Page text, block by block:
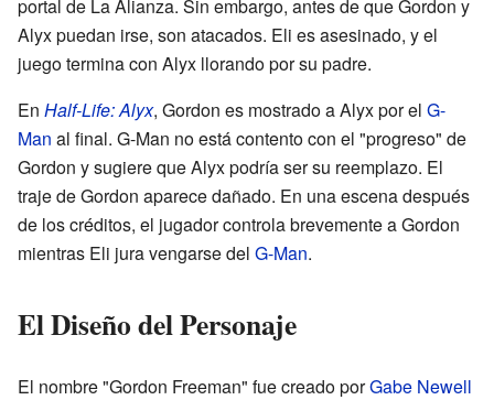
portal de La Alianza. Sin embargo, antes de que Gordon y
Alyx puedan irse, son atacados. Eli es asesinado, y el
juego termina con Alyx llorando por su padre.
En Half-Life: Alyx, Gordon es mostrado a Alyx por el G-
Man al final. G-Man no está contento con el "progreso" de
Gordon y sugiere que Alyx podría ser su reemplazo. El
traje de Gordon aparece dañado. En una escena después
de los créditos, el jugador controla brevemente a Gordon
mientras Eli jura vengarse del G-Man.
El Diseño del Personaje
El nombre "Gordon Freeman" fue creado porGabe Newell